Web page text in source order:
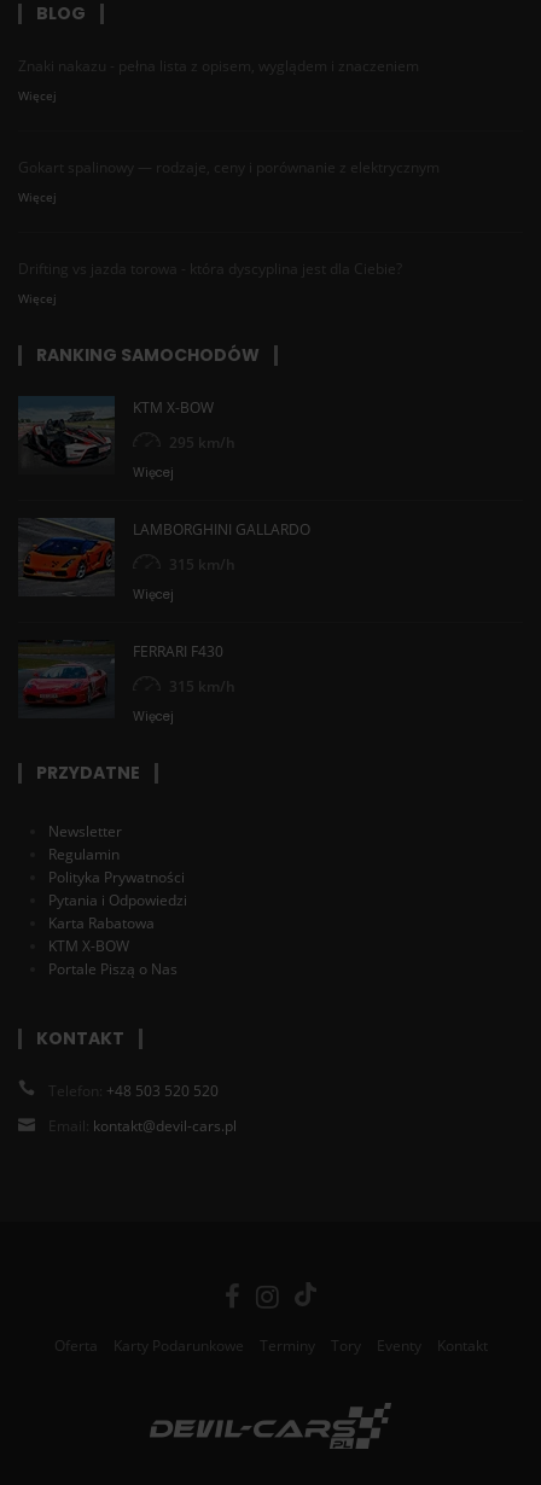
BLOG
Znaki nakazu - pełna lista z opisem, wyglądem i znaczeniem
Więcej
Gokart spalinowy — rodzaje, ceny i porównanie z elektrycznym
Więcej
Drifting vs jazda torowa - która dyscyplina jest dla Ciebie?
Więcej
RANKING SAMOCHODÓW
KTM X-BOW
295 km/h
Więcej
LAMBORGHINI GALLARDO
315 km/h
Więcej
FERRARI F430
315 km/h
Więcej
PRZYDATNE
Newsletter
Regulamin
Polityka Prywatności
Pytania i Odpowiedzi
Karta Rabatowa
KTM X-BOW
Portale Piszą o Nas
KONTAKT
Telefon: +48 503 520 520
Email: kontakt@devil-cars.pl
Oferta Karty Podarunkowe Terminy Tory Eventy Kontakt